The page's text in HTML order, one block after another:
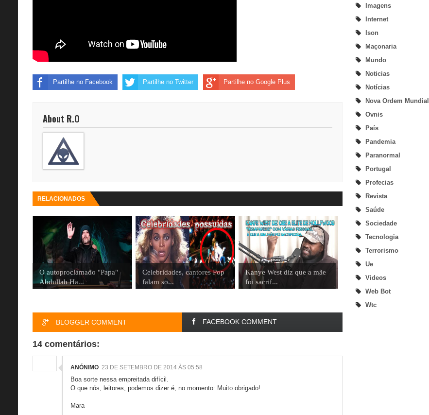
Imagens
Internet
Ison
Maçonaria
Mundo
Noticias
Notícias
Nova Ordem Mundial
Ovnis
País
Pandemia
Paranormal
Portugal
Profecias
Revista
Saúde
Sociedade
Tecnologia
Terrorismo
Ue
Videos
Web Bot
Wtc
Partilhe no Facebook Partilhe no Twitter Partilhe no Google Plus
About R.O
RELACIONADOS
O autoproclamado "Papa"
Abdullah Ha...
Celebridades, cantores Pop
falam so...
Kanye West diz que a mãe
foi sacrif...
BLOGGER COMMENT FACEBOOK COMMENT
14 comentários:
ANÓNIMO 23 DE SETEMBRO DE 2014 ÀS 05:58
Boa sorte nessa empreitada difícil.
O que nós, leitores, podemos dizer é, no momento: Muito obrigado!
Mara